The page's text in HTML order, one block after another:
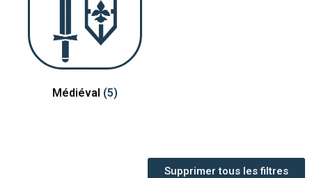
Médiéval (5)
Supprimer tous les filtres